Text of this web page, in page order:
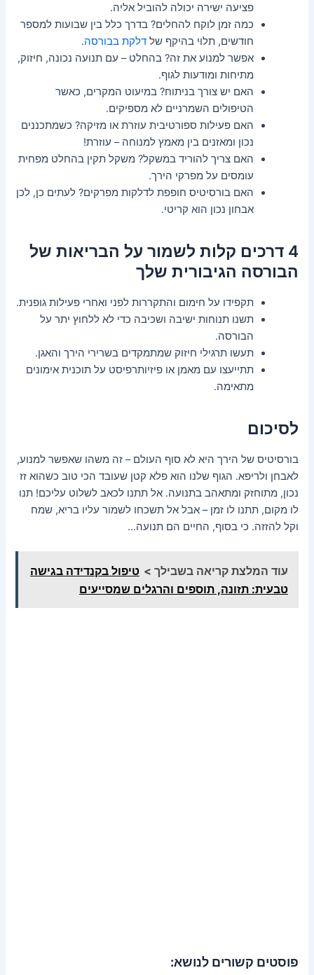
פציעה ישירה יכולה להוביל אליה.
כמה זמן לוקח להחלים? בדרך כלל בין שבועות למספר
חודשים, תלוי בהיקף שלדלקת בבורסה.
אפשר למנוע את זה? בהחלט – עם תנועה נכונה, חיזוק,
מתיחות ומודעות לגוף.
האם יש צורך בניתוח? במיעוט המקרים, כאשר
הטיפולים השמרניים לא מספיקים.
האם פעילות ספורטיבית עוזרת או מזיקה? כשמתכננים
נכון ומאזנים בין מאמץ למנוחה – עוזרת!
האם צריך להוריד במשקל? משקל תקין בהחלט מפחית
עומסים על מפרקי הירך.
האם בורסיטיס חופפת לדלקות מפרקים? לעתים כן, לכן
אבחון נכון הוא קריטי.
4 דרכים קלות לשמור על הבריאות של
הבורסה הגיבורית שלך
תקפידו על חימום והתקררות לפני ואחרי פעילות גופנית.
תשנו תנוחות ישיבה ושכיבה כדי לא ללחוץ יתר על
הבורסה.
תעשו תרגילי חיזוק שמתמקדים בשרירי הירך והאגן.
תתייעצו עם מאמן או פיזיותרפיסט על תוכנית אימונים
מתאימה.
לסיכום
בורסיטיס של הירך היא לא סוף העולם – זה משהו שאפשר למנוע,
לאבחן ולריפא. הגוף שלנו הוא פלא קטן שעובד הכי טוב כשהוא זז
נכון, מתוחזק ומתאהב בתנועה. אל תתנו לכאב לשלוט עליכם! תנו
לו מקום, תתנו לו זמן – אבל אל תשכחו לשמור עליו בריא, שמח
וקל להזזה. כי בסוף, החיים הם תנועה…
עוד המלצת קריאה בשבילך > טיפול בקנדידה בגישה
טבעית: תזונה, תוספים והרגלים שמסייעים
פוסטים קשורים לנושא: